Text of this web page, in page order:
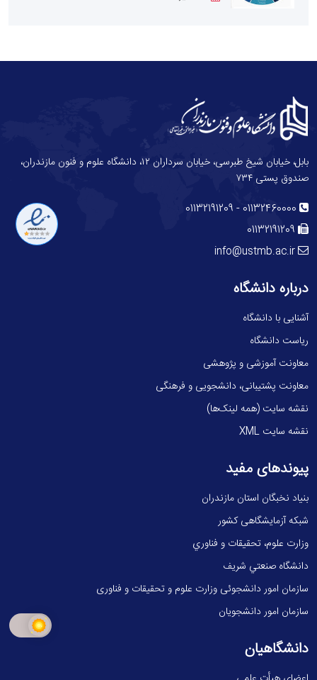
بابل، خیابان شیخ طبرسی، خیابان سرداران ۱۲، دانشگاه علوم و فنون مازندران،
صندوق پستی ۷۳۴
01132460000
-
01132191209
01132191209
info@ustmb.ac.ir
درباره دانشگاه
آشنایی با دانشگاه
ریاست دانشگاه
معاونت آموزشی و پژوهشی
معاونت پشتیبانی، دانشجویی و فرهنگی
نقشه سایت (همه لینک‌ها)
نقشه سایت XML
پیوندهای مفید
بنیاد نخبگان استان مازندران
شبکه آزمایشگاهی کشور
وزارت علوم، تحقيقات و فناوري
دانشگاه صنعتي شريف
سازمان امور دانشجوئی وزارت علوم و تحقیقات و فناوری
سازمان امور دانشجویان
دانشگاهیان